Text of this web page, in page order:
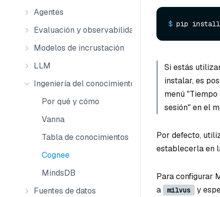
Agentes
Evaluación y observabilidad
Modelos de incrustación
LLM
Ingeniería del conocimiento
Por qué y cómo
Vanna
Tabla de conocimientos
Cognee
MindsDB
Fuentes de datos
$ pip install
Si estás
instalar, es
menú
sesión" en el
Por defecto,
establecerla en
Para configurar
a milvus y